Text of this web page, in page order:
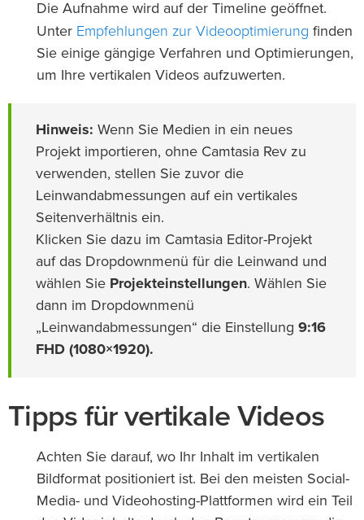
Die Aufnahme wird auf der Timeline geöffnet.
Unter Empfehlungen zur Videooptimierung finden
Sie einige gängige Verfahren und Optimierungen,
um Ihre vertikalen Videos aufzuwerten.
Hinweis: Wenn Sie Medien in ein neues
Projekt importieren, ohne Camtasia Rev zu
verwenden, stellen Sie zuvor die
Leinwandabmessungen auf ein vertikales
Seitenverhältnis ein.
Klicken Sie dazu im Camtasia Editor-Projekt
auf das Dropdownmenü für die Leinwand und
wählen Sie Projekteinstellungen. Wählen Sie
dann im Dropdownmenü
„Leinwandabmessungen“ die Einstellung 9:16
FHD (1080×1920).
Tipps für vertikale Videos
Achten Sie darauf, wo Ihr Inhalt im vertikalen
Bildformat positioniert ist. Bei den meisten Social-
Media- und Videohosting-Plattformen wird ein Teil